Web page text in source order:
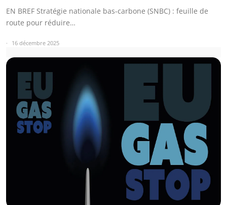
EN BREF Stratégie nationale bas-carbone (SNBC) : feuille de
route pour réduire…
16 décembre 2025